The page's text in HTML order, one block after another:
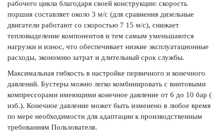
рабочего цикла благодаря своей конструкции: скорость
поршня составляет около 3 м/с (для сравнения дизельные
двигатели работают со скоростью 7 15 м/с), снижает
тепловыделение компонентов и тем самым уменьшаются
нагрузки и износ, что обеспечивает низкие эксплуатационные
расходы, экономию затрат и длительный срок службы.
Максимальная гибкость в настройке первичного и конечного
давлений. Бустеры можно легко комбинировать с винтовыми
компрессорами имеющими конечное давление от 6 до 10 бар (
изб.). Конечное давление может быть изменено в любое время
по мере необходимости для адаптации к производственным
требованиям Пользователя.